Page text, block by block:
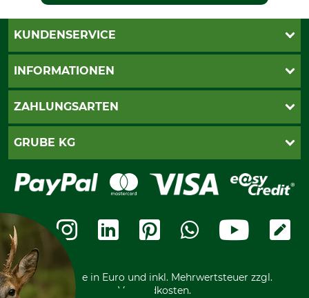
KUNDENSERVICE
Live-Shopping
Seilwindenprüfung
Cookie-Einstellungen
INFORMATIONEN
AGB
Bestellung widerrufen
Widerrufsformular
Kostenloser Rückversand
Nachhaltigkeit
Entsorgung und Umwelt
Datenschutz Print
ZAHLUNGSARTEN
PayPal
Bankeinzug
Ratenkauf
Vorkasse
GRUBE KG
Leitbild
Karriere
Ladengeschäft
Motorgeräteshop
Über uns
Community
International
Alle Preise in Euro und inkl. Mehrwertsteuer zzgl.
Versandkosten.